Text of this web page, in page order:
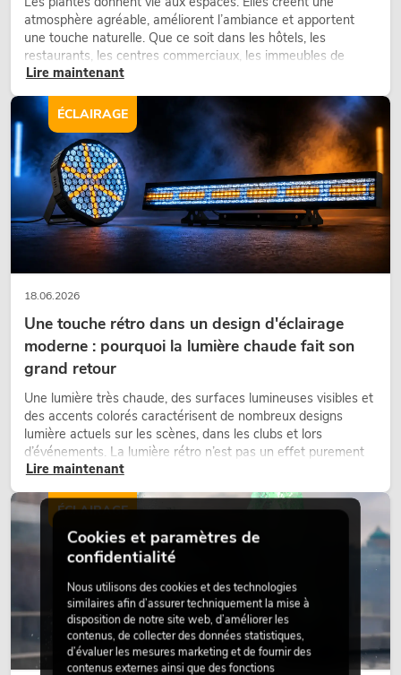
atmosphère agréable, améliorent l’ambiance et apportent
une touche naturelle. Que ce soit dans les hôtels, les
restaurants, les centres commerciaux, les immeubles de
bureaux ou sur les stands d’exposition, une végétalisation de
d’aménagement modernes.
Lire maintenant
18.06.2026
Une touche rétro dans un design d'éclairage
moderne : pourquoi la lumière chaude fait son
grand retour
Une lumière très chaude, des surfaces lumineuses visibles et
des accents colorés caractérisent de nombreux designs
lumière actuels sur les scènes, dans les clubs et lors
d’événements. La lumière rétro n’est pas un effet purement
nostalgique, mais un outil de conception utilisé de manière
scènes et peut rendre les configurations LED techniques plus
émotionnelles.
Lire maintenant
ÉCLAIRAGE
ÉCLAIRAGE
Cookies et paramètres de
confidentialité
Nous utilisons des cookies et des technologies
similaires afin d’assurer techniquement la mise à
disposition de notre site web, d’améliorer les
contenus, de collecter des données statistiques,
d’évaluer les mesures marketing et de fournir des
contenus externes ainsi que des fonctions